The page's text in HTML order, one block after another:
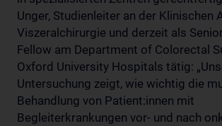
Unger, Studienleiter an der Klinischen
Viszeralchirurgie und derzeit als
Fellow am Department of Colorectal
Oxford University Hospitals tätig:
Untersuchung zeigt, wie wichtig die
Behandlung von Patient:innen mit
Begleiterkrankungen vor- und nach